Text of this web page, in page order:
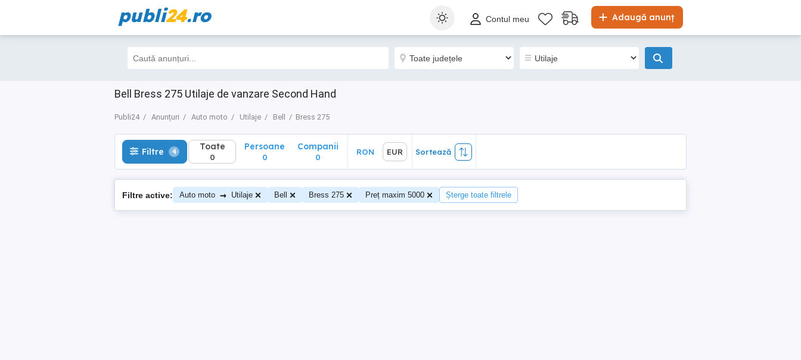
publi24.ro Adaugă anunț
Contul meu
Bell Bress 275 Utilaje de vanzare Second Hand
Publi24 Anunțuri Auto moto Utilaje Bell Bress 275
Filtre 4 Toate
0
Sortează
Filtre 4 Toate
0
Persoane
0
Companii
0
RON EUR Sortează
Filtre active: Auto moto → Utilaje Bell Bress 275 Preț maxim 5000 Șterge toate filtrele